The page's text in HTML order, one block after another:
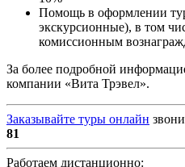
Помощь в оформлении
экскурсионные), в том
комиссионным
За более подробной
компании «Вита Трэвел».
Заказывайте туры онлайн
81
Работаем дистанционно: